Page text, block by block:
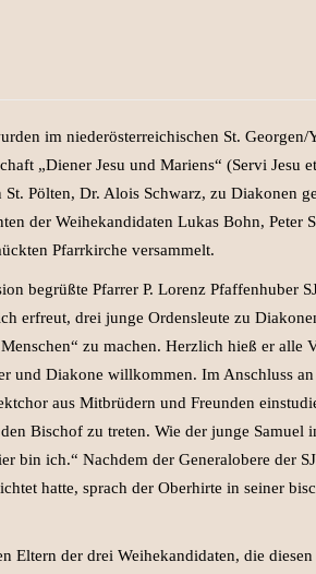
im niederösterreichischen St.
„Diener Jesu und Mariens“ (Servi Jesu
Pölten, Dr. Alois Schwarz, zu Diakonen
der Weihekandidaten Lukas Bohn, Peter
Pfarrkirche versammelt.
begrüßte Pfarrer P. Lorenz Pfaffenhuber
erfreut, drei junge Ordensleute zu
zu machen. Herzlich hieß er alle
und Diakone willkommen. Im Anschluss
aus Mitbrüdern und Freunden
Bischof zu treten. Wie der junge Samuel
bin ich.“ Nachdem der Generalobere der
hatte, sprach der Oberhirte in seiner
Eltern der drei Weihekandidaten, die